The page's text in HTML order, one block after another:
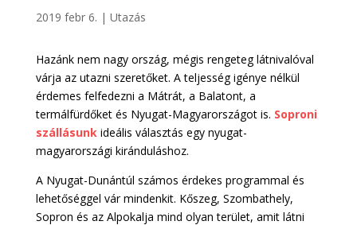
2019 febr 6. | Utazás
Hazánk nem nagy ország, mégis rengeteg látnivalóval
várja az utazni szeretőket. A teljesség igénye nélkül
érdemes felfedezni a Mátrát, a Balatont, a
termálfürdőket és Nyugat-Magyarországot is. Soproni
szállásunk ideális választás egy nyugat-
magyarországi kiránduláshoz.
A Nyugat-Dunántúl számos érdekes programmal és
lehetőséggel vár mindenkit. Kőszeg, Szombathely,
Sopron és az Alpokalja mind olyan terület, amit látni